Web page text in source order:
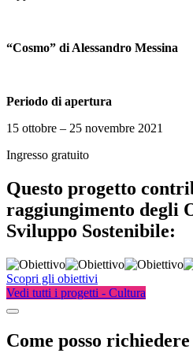
“Cosmo” di Alessandro Messina
Periodo di apertura
15 ottobre – 25 novembre 2021
Ingresso gratuito
Questo progetto
raggiungimento degli
Sviluppo Sostenibile:
Scopri gli obiettivi
Vedi tutti i progetti - Cultura
Come posso